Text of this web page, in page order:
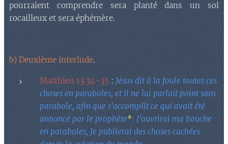
pourraient comprendre sera planté dans un sol
rocailleux et sera éphémère.
b) Deuxième interlude.
Matthieu 13.34-35 : Jésus dit à la foule toutes ces
choses en paraboles, et il ne lui parlait point sans
parabole, afin que s'accomplît ce qui avait été
annoncé par le prophète*: J'ouvrirai ma bouche
en paraboles, Je publierai des choses cachées